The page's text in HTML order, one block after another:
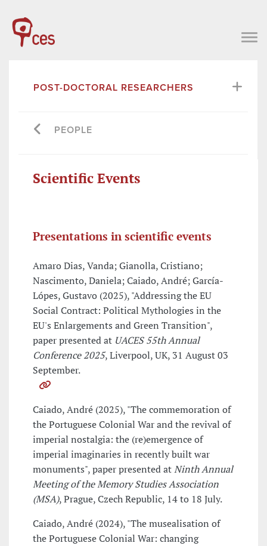
POST-DOCTORAL RESEARCHERS
PEOPLE
Scientific Events
Presentations in scientific events
Amaro Dias, Vanda; Gianolla, Cristiano;
Nascimento, Daniela; Caiado, André; García-
Lópes, Gustavo (2025), "Addressing the EU
Social Contract: Political Mythologies in the
EU's Enlargements and Green Transition",
paper presented at UACES 55th Annual
Conference 2025, Liverpool, UK, 31 August 03
September.
Caiado, André (2025), "The commemoration of
the Portuguese Colonial War and the revival of
imperial nostalgia: the (re)emergence of
imperial imaginaries in recently built war
monuments", paper presented atNinth Annual
Meeting of the Memory Studies Association
(MSA), Prague, Czech Republic, 14 to 18 July.
Caiado, André (2024), "The musealisation of
the Portuguese Colonial War: changing